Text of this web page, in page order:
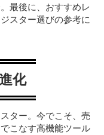
最後に、おすすめレ
スター選びの参考に
化
ター。今でこそ、売
こなす高機能ツール